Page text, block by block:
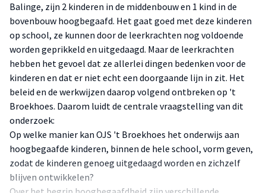
Balinge, zijn 2 kinderen in de middenbouw en 1 kind in de
bovenbouw hoogbegaafd. Het gaat goed met deze kinderen
op school, ze kunnen door de leerkrachten nog voldoende
worden geprikkeld en uitgedaagd. Maar de leerkrachten
hebben het gevoel dat ze allerlei dingen bedenken voor de
kinderen en dat er niet echt een doorgaande lijn in zit. Het
beleid en de werkwijzen daarop volgend ontbreken op 't
Broekhoes. Daarom luidt de centrale vraagstelling van dit
onderzoek:
Op welke manier kan OJS 't Broekhoes het onderwijs aan
hoogbegaafde kinderen, binnen de hele school, vorm geven,
zodat de kinderen genoeg uitgedaagd worden en zichzelf
blijven ontwikkelen?